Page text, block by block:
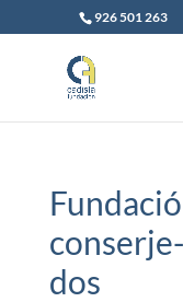
926 501 263
dos